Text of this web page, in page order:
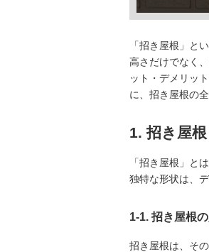
「招き屋根」と
高さだけでなく
ット・デメリッ
に、招き屋根の
1. 招き屋
「招き屋根」と
独特な形状は、
1-1. 招き屋根
招き屋根は、そ